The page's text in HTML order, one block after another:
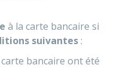
à la carte bancaire si
suivantes :
bancaire ont été